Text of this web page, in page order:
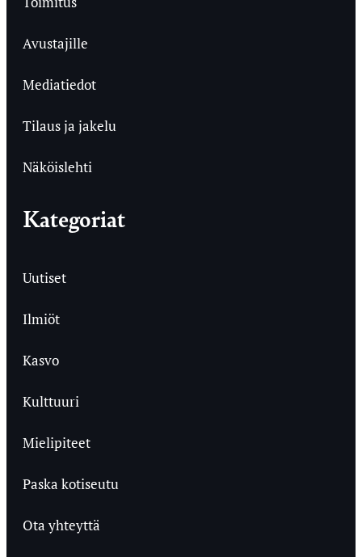
Avustajille
Mediatiedot
Tilaus ja jakelu
Näköislehti
Kategoriat
Uutiset
Ilmiöt
Kasvo
Kulttuuri
Mielipiteet
Paska kotiseutu
Ota yhteyttä